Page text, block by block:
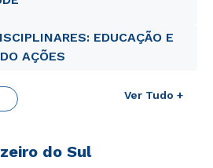
EDUCAÇÃO E
AÇÕES
Ver Tudo +
do Sul